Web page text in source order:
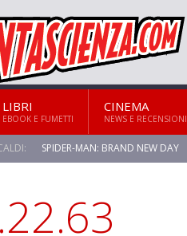
LIBRI
EBOOK E FUMETTI
CINEMA
NEWS E RECENSIONI
SPIDER-MAN: BRAND NEW DAY